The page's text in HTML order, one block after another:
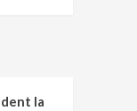
la